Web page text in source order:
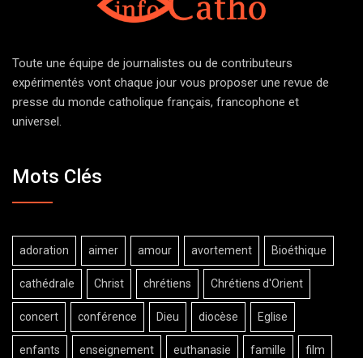
Toute une équipe de journalistes ou de contributeurs
expérimentés vont chaque jour vous proposer une revue de
presse du monde catholique français, francophone et
universel.
Mots Clés
adoration aimer amour avortement Bioéthique
cathédrale Christ chrétiens Chrétiens d'Orient
concert conférence Dieu diocèse Eglise
enfants enseignement euthanasie famille film